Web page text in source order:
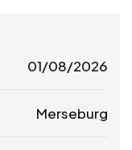
01/08/2026
Merseburg